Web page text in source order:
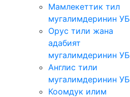
Мамлекеттик тил
мугалимдеринин УБ
Орус тили жана
адабият
мугалимдеринин УБ
Англис тили
мугалимдеринин УБ
Коомдук илим